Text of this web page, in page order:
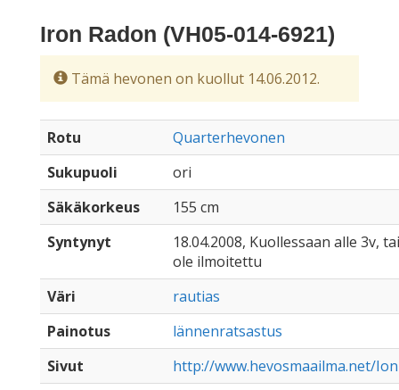
Iron Radon (VH05-014-6921)
Tämä hevonen on kuollut 14.06.2012.
Rotu
Quarterhevonen
Sukupuoli
ori
Säkäkorkeus
155 cm
Syntynyt
18.04.2008, Kuollessaan alle 3v,
ole ilmoitettu
Väri
rautias
Painotus
lännenratsastus
Sivut
http://www.hevosmaailma.net/